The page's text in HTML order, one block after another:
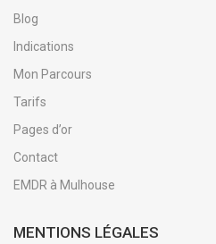
Blog
Indications
Mon Parcours
Tarifs
Pages d’or
Contact
EMDR à Mulhouse
MENTIONS LÉGALES